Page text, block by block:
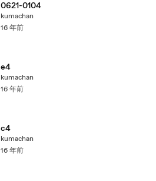
0621-0104
kumachan
16 年前
e4
kumachan
16 年前
c4
kumachan
16 年前